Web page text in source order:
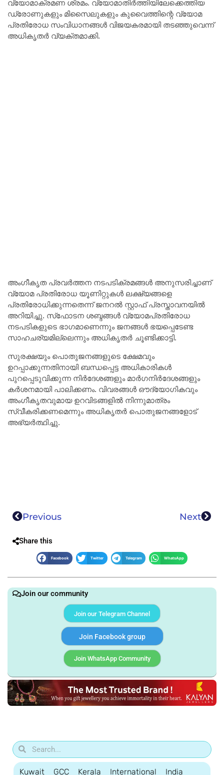
വ്യോമാക്രമണ ശ്രമം. വ്യോമാതിർത്തിയിലേക്കെത്തിയ
ഡ്രോണുകളും മിസൈലുകളും കുവൈത്തിന്റെ വ്യോമ
പ്രതിരോധ സംവിധാനങ്ങൾ വിജയകരമായി തടഞ്ഞുവെന്ന്
അധികൃതർ വ്യക്തമാക്കി.
അംഗീകൃത പ്രവർത്തന നടപടിക്രമങ്ങൾ അനുസരിച്ചാണ്
വ്യോമ പ്രതിരോധ യൂണിറ്റുകൾ ലക്ഷ്യങ്ങളെ
പ്രതിരോധിക്കുന്നതെന്ന് ജനറൽ സ്റ്റാഫ് പ്രസ്താവനയിൽ
അറിയിച്ചു. സ്‌ഫോടന ശബ്ദങ്ങൾ വ്യോമപ്രതിരോധ
നടപടികളുടെ ഭാഗമാണെന്നും ജനങ്ങൾ ഭയപ്പെടേണ്ട
സാഹചര്യമില്ലെന്നും അധികൃതർ ചൂണ്ടിക്കാട്ടി.
സുരക്ഷയും പൊതുജനങ്ങളുടെ ക്ഷേമവും
ഉറപ്പാക്കുന്നതിനായി ബന്ധപ്പെട്ട അധികാരികൾ
പുറപ്പെടുവിക്കുന്ന നിർദേശങ്ങളും മാർഗനിർദേശങ്ങളും
കർശനമായി പാലിക്കണം. വിവരങ്ങൾ ഔദ്യോഗികവും
അംഗീകൃതവുമായ ഉറവിടങ്ങളിൽ നിന്നുമാത്രം
സ്വീകരിക്കണമെന്നും അധികൃതർ പൊതുജനങ്ങളോട്
അഭ്യർത്ഥിച്ചു.
Previous Next
Share this
Facebook Twitter Telegram WhatsApp
Join our community
Join our Telegram Channel
Join Facebook group
Join WhatsApp Community
Kuwait GCC Kerala International India